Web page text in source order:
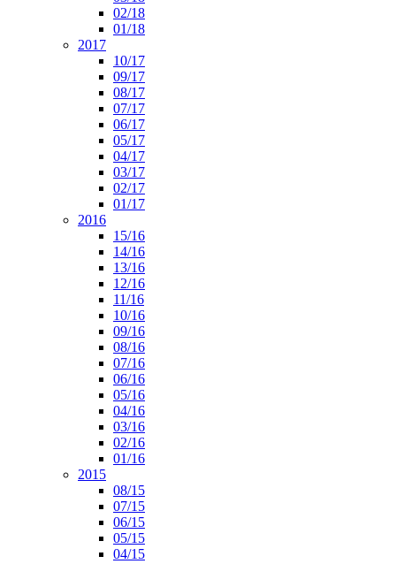
02/18
01/18
2017
10/17
09/17
08/17
07/17
06/17
05/17
04/17
03/17
02/17
01/17
2016
15/16
14/16
13/16
12/16
11/16
10/16
09/16
08/16
07/16
06/16
05/16
04/16
03/16
02/16
01/16
2015
08/15
07/15
06/15
05/15
04/15